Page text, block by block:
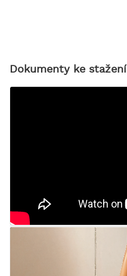
Dokumenty ke stažení